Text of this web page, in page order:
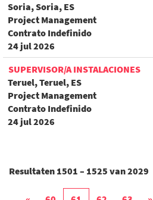
Soria, Soria, ES
Project Management
Contrato Indefinido
24 jul 2026
SUPERVISOR/A INSTALACIONES
Teruel, Teruel, ES
Project Management
Contrato Indefinido
24 jul 2026
Resultaten 1501 – 1525 van2029